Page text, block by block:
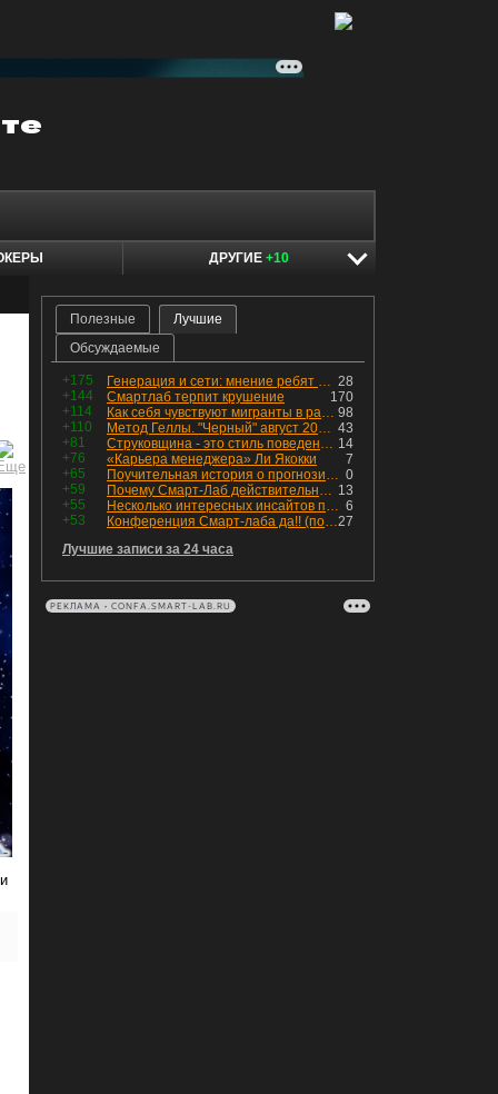
ДРУГИЕ +10
Полезные
Лучшие
Обсуждаемые
+175 28
Генерация и сети: мнение ребят из индустрии
+144
170
Смартлаб терпит крушение
+114
98
Как себя чувствуют мигранты в раю, в который они так стремились
+110
43
Метод Геллы. "Черный" август 2026 - быть или не быть?
+81
14
Струковщина - это стиль поведения, известный всем в секторе золотодобычи.
+76
7
«Карьера менеджера» Ли Якокки
+65
0
Поучительная история о прогнозировании
+59
13
Почему Смарт-Лаб действительно протух
+55
6
Несколько интересных инсайтов по "Озону"
+53
27
Конференция Смарт-лаба да!! (пост 218, 12+)
Лучшие записи за 24 часа
РЕКЛАМА • CONFA.SMART-LAB.RU